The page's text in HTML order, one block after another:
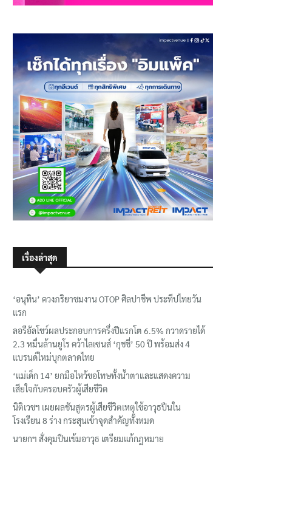
เรื่องล่าสุด
‘อนุทิน’ ควงภริยาชมงาน OTOP ศิลปาชีพ ประทีปไทยวัน
แรก
ลอรีอัลโชว์ผลประกอบการครึ่งปีแรกโต 6.5% กวาดรายได้
2.3 หมื่นล้านยูโร คว้าไลเซนส์ ‘กุชชี่’ 50 ปี พร้อมส่ง 4
แบรนด์ใหม่บุกตลาดไทย
‘แม่เด็ก 14’ ยกมือไหว้ขอโทษทั้งน้ำตาและแสดงความ
เสียใจกับครอบครัวผู้เสียชีวิต
นิติเวชฯ เผยผลชันสูตรผู้เสียชีวิตเหตุใช้อาวุธปืนใน
โรงเรียน 8 ร่าง กระสุนเข้าจุดสำคัญทั้งหมด
นายกฯ สั่งคุมปืนเข้มอาวุธ เตรียมแก้กฎหมาย